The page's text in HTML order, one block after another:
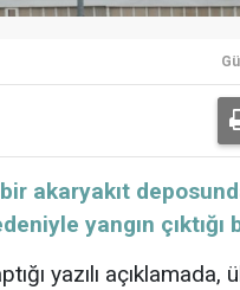
akaryakıt
yangın
yazılı açıklamada,